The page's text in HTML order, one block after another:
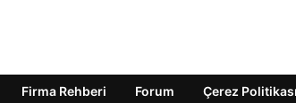
Firma Rehberi Forum Çerez Politikası